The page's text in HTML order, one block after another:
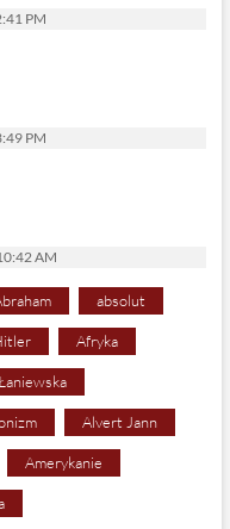
PM
PM
AM
absolut
Afryka
Alvert Jann
Amerykanie